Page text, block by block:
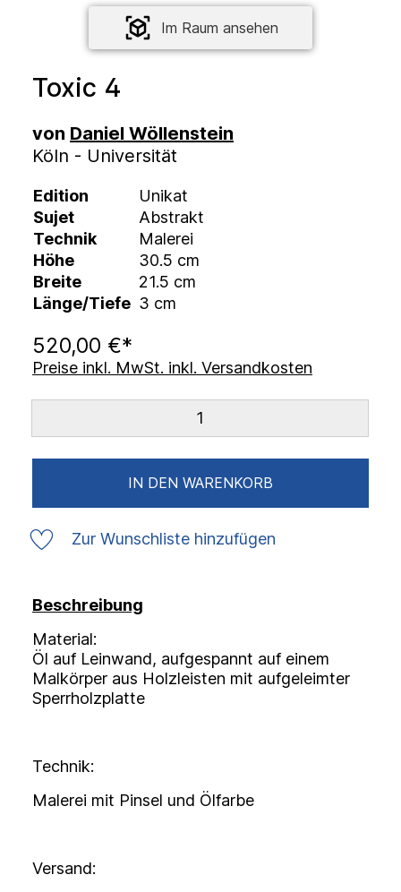
Im Raum ansehen
Toxic 4
von Daniel Wöllenstein
Köln - Universität
Edition
Unikat
Sujet
Abstrakt
Technik
Malerei
Höhe
30.5 cm
Breite
21.5 cm
Länge/Tiefe 3 cm
520,00 €*
Preise inkl. MwSt. inkl. Versandkosten
IN DEN WARENKORB
Zur Wunschliste hinzufügen
Beschreibung
Material:
Öl auf Leinwand, aufgespannt auf einem
Malkörper aus Holzleisten mit aufgeleimter
Sperrholzplatte
Technik:
Malerei mit Pinsel und Ölfarbe
Versand: